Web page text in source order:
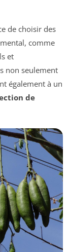
de choisir des
comme
et
non seulement
également à un
de